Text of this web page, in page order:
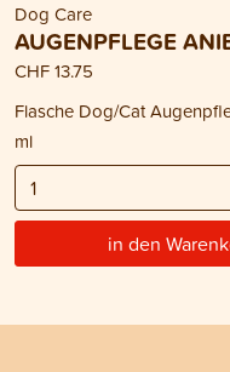
Dog Care
AUGENPFLEGE
CHF 13.75
Flasche Dog/Cat
ml
in den